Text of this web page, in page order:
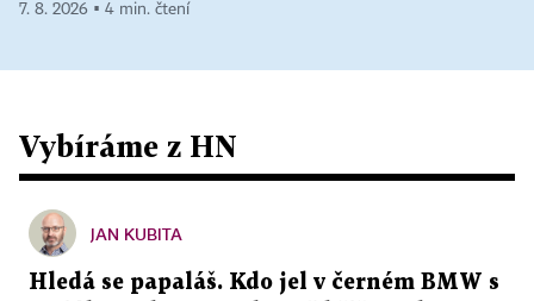
7. 8. 2026 ▪ 4 min. čtení
Vybíráme z HN
JAN KUBITA
Hledá se papaláš. Kdo jel v černém BMW s